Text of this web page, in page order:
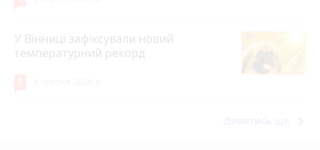
У Вінниці зафіксували новий
температурний рекорд